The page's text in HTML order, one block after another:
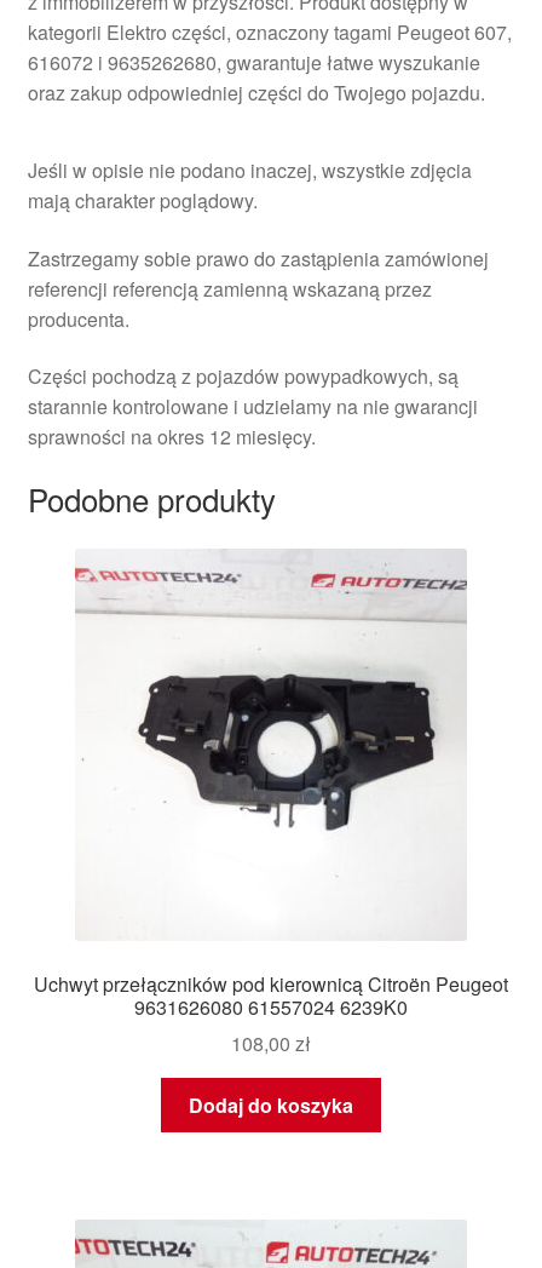
kategorii Elektro części, oznaczony tagami Peugeot 607,
616072 i 9635262680, gwarantuje łatwe wyszukanie
oraz zakup odpowiedniej części do Twojego pojazdu.
Jeśli w opisie nie podano inaczej, wszystkie zdjęcia
mają charakter poglądowy.
Zastrzegamy sobie prawo do zastąpienia zamówionej
referencji referencją zamienną wskazaną przez
producenta.
Części pochodzą z pojazdów powypadkowych, są
starannie kontrolowane i udzielamy na nie gwarancji
sprawności na okres 12 miesięcy.
Podobne produkty
Uchwyt przełączników pod kierownicą Citroën Peugeot
9631626080 61557024 6239K0
108,00 zł
Dodaj do koszyka